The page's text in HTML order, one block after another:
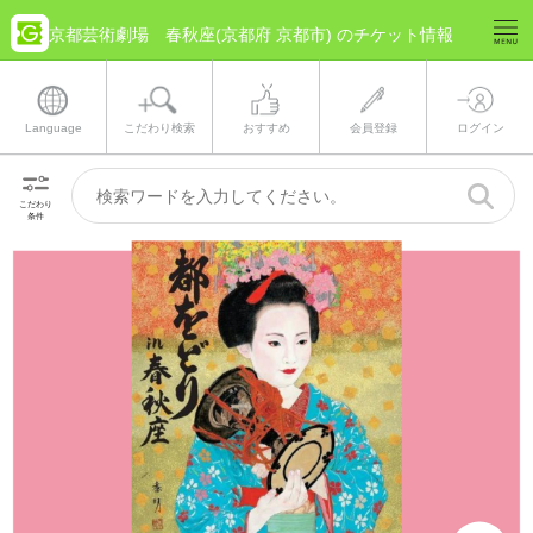
京都芸術劇場 春秋座(京都府 京都市) のチケット情報
Language こだわり検索 おすすめ 会員登録 ログイン
こだわり
条件